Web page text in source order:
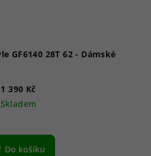
Guess sluneční brýle GF6140 28T 62 - Dámské
1 390 Kč
Skladem
Do košíku